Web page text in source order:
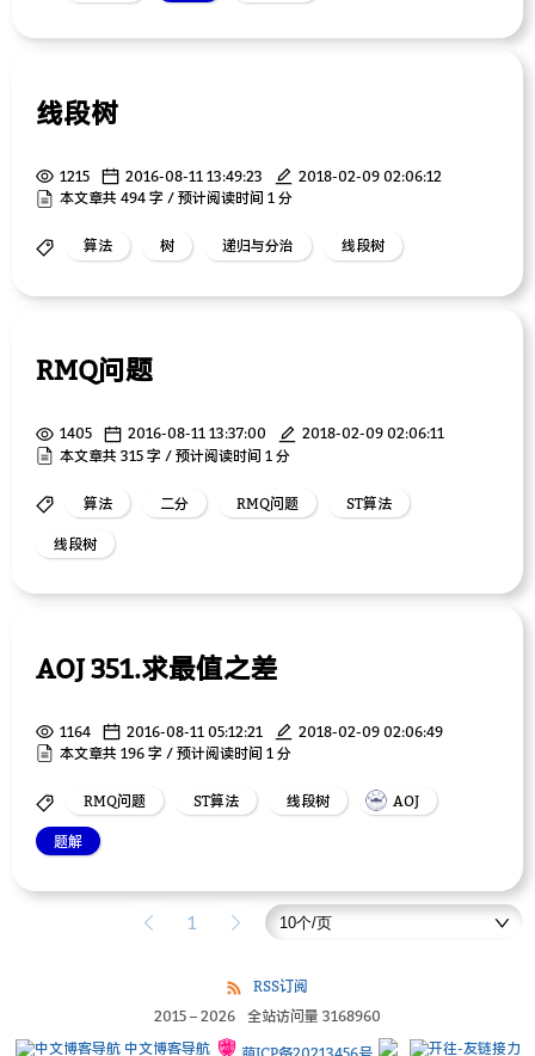
线段树
1215 2016-08-11 13:49:23
2018-02-09 02:06:12
本文章共 494 字 / 预计阅读时间 1 分
算法 树 递归与分治 线段树
RMQ问题
1405 2016-08-11 13:37:00
2018-02-09 02:06:11
本文章共 315 字 / 预计阅读时间 1 分
算法 二分 RMQ问题 ST算法
线段树
AOJ 351.求最值之差
1164 2016-08-11 05:12:21
2018-02-09 02:06:49
本文章共 196 字 / 预计阅读时间 1 分
RMQ问题 ST算法 线段树 AOJ
题解
1
RSS订阅
2015 – 2026 全站访问量 3168960
中文博客导航